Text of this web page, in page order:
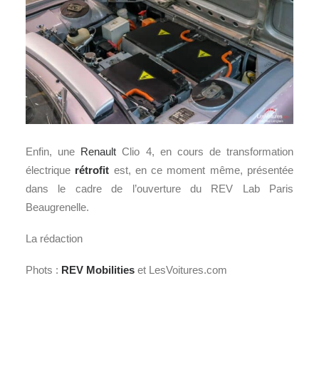
Enfin, une Renault Clio 4, en cours de transformation
électrique rétrofit est, en ce moment même, présentée
dans le cadre de l’ouverture du REV Lab Paris
Beaugrenelle.
La rédaction
Phots : REV Mobilities et LesVoitures.com